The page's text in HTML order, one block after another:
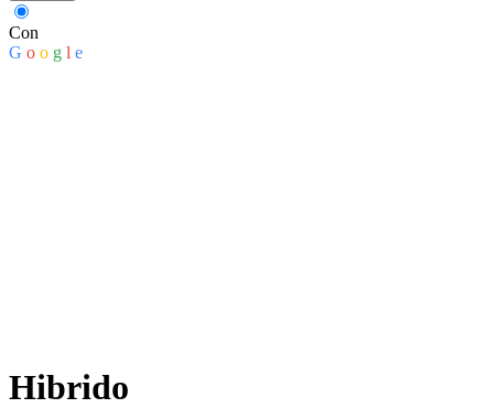
Con
G o o g l e
Hibrido